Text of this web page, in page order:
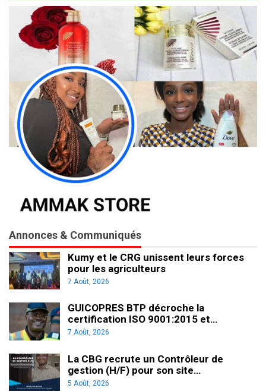
Annonces & Communiqués
Kumy et le CRG unissent leurs forces
pour les agriculteurs
7 Août, 2026
GUICOPRES BTP décroche la
certification ISO 9001:2015 et…
7 Août, 2026
La CBG recrute un Contrôleur de
gestion (H/F) pour son site…
5 Août, 2026